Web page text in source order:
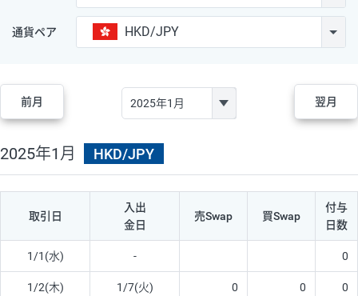
通貨ペア HKD/JPY
前月 翌月
2025年1月 HKD/JPY
取引日
入出
金日
売Swap 買Swap
付与
日数
1/1(水) - 0
1/2(木) 1/7(火) 0 0 0